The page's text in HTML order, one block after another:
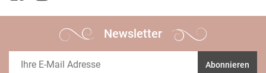
Newsletter
Abonnieren